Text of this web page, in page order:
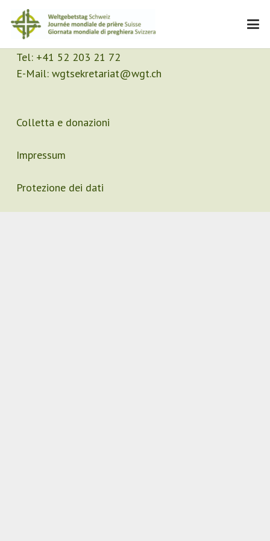
Contatto
Segretariato
Tel: +41 52 203 21 72
E-Mail: wgtsekretariat@wgt.ch
Colletta e donazioni
Impressum
Protezione dei dati